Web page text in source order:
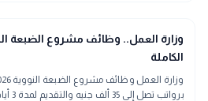
interests
منوعات
الكاملة
برواتب تصل إلى 35 ألف جنيه والتقديم لمدة 3 أيام